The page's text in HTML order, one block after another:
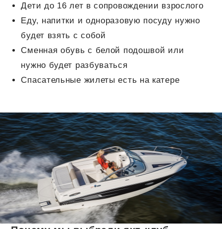
Дети до 16 лет в сопровождении взрослого
Еду, напитки и одноразовую посуду нужно
будет взять с собой
Сменная обувь с белой подошвой или
нужно будет разбуваться
Спасательные жилеты есть на катере